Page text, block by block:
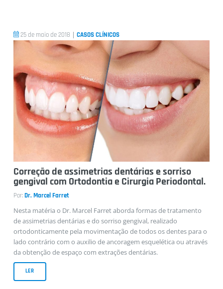
25 de maio de 2018 |CASOS CLÍNICOS
Correção de assimetrias dentárias e sorriso
gengival com Ortodontia e Cirurgia Periodontal.
Por:Dr. Marcel Farret
Nesta matéria o Dr. Marcel Farret aborda formas de tratamento
de assimetrias dentárias e do sorriso gengival, realizado
ortodonticamente pela movimentação de todos os dentes para o
lado contrário com o auxilio de ancoragem esquelética ou através
da obtenção de espaço com extrações dentárias.
LER